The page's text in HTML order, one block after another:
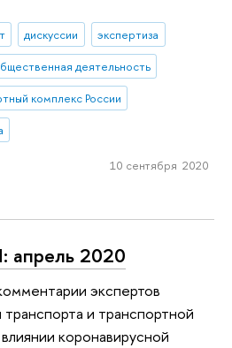
дискуссии
экспертиза
деятельность
комплекс России
10 сентября 2020
апрель 2020
экспертов
и транспортной
коронавирусной